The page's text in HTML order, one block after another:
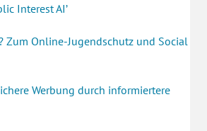
Interest AI’
Zum Online-Jugendschutz und Social
Werbung durch informiertere